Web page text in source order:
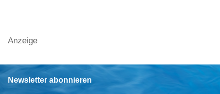
Anzeige
Newsletter abonnieren